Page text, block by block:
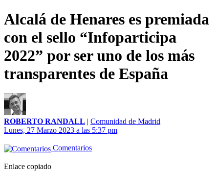
Alcalá de Henares es premiada
con el sello “Infoparticipa
2022” por ser uno de los más
transparentes de España
ROBERTO RANDALL | Comunidad de Madrid
Lunes, 27 Marzo 2023 a las 5:37 pm
Comentarios
Enlace copiado